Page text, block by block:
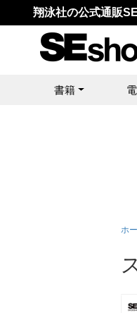
翔泳社の公式通販
書籍
ホ